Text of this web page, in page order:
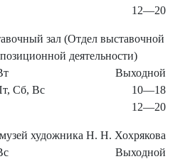
12—20
зал (Отдел выставочной
деятельности)
Сб, Вс
Выходной
10—18
12—20
художника Н. Н. Хохрякова
Выходной